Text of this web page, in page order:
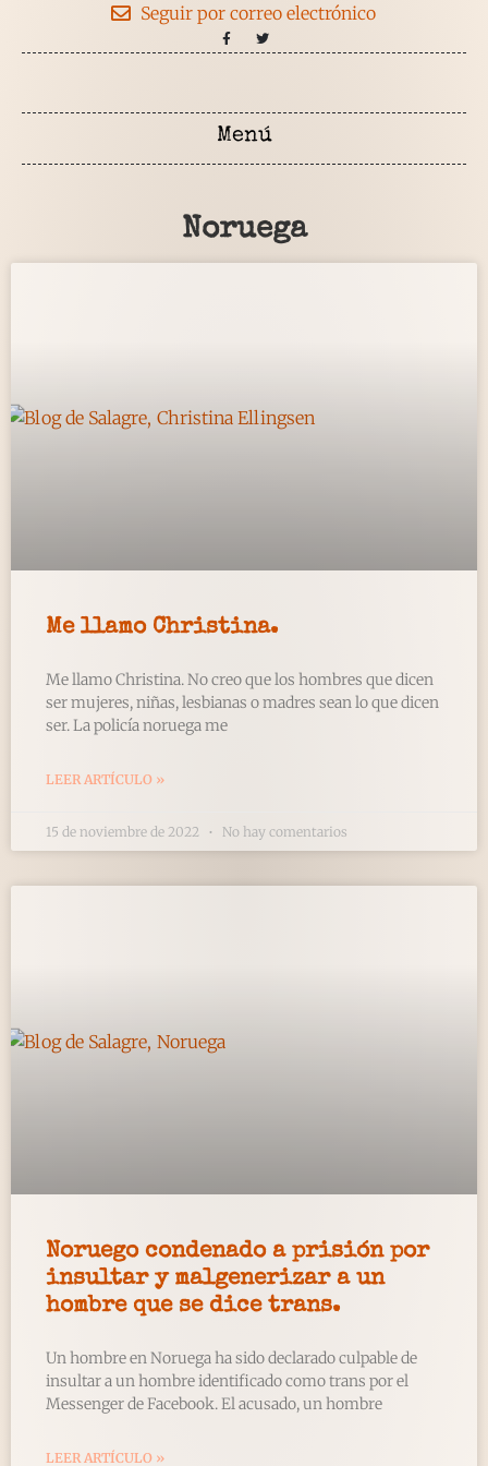
Seguir por correo electrónico
Noruega
Me llamo Christina.
Me llamo Christina. No creo que los hombres que dicen
ser mujeres, niñas, lesbianas o madres sean lo que dicen
ser. La policía noruega me
LEER ARTÍCULO »
15 de noviembre de 2022 No hay comentarios
Noruego condenado a prisión por
insultar y malgenerizar a un
hombre que se dice trans.
Un hombre en Noruega ha sido declarado culpable de
insultar a un hombre identificado como trans por el
Messenger de Facebook. El acusado, un hombre
LEER ARTÍCULO »